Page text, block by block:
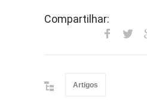
Compartilhar:
Artigos